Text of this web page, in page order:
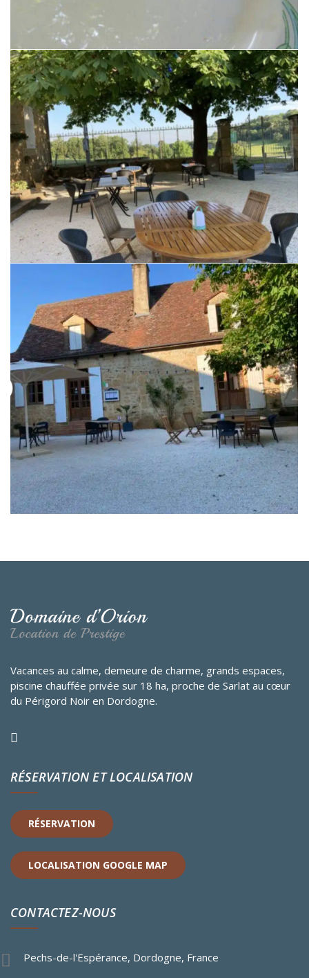
Vacances au calme, demeure de charme, grands espaces,
piscine chauffée privée sur 18 ha, proche de Sarlat au cœur
du Périgord Noir en Dordogne.
RÉSERVATION ET LOCALISATION
RÉSERVATION
LOCALISATION GOOGLE MAP
CONTACTEZ-NOUS
Pechs-de-l'Espérance, Dordogne, France